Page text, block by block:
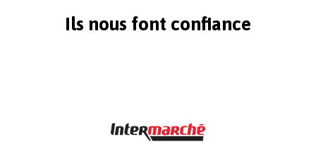
Ils nous font confiance